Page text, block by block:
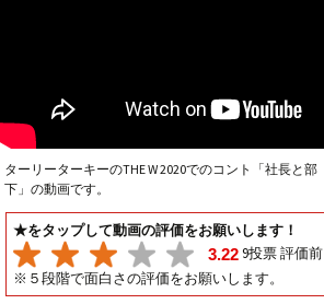
ターリーターキーのTHE W 2020でのコント「社長と部
下」の動画です。
★をタップして動画の評価をお願いします！
3.229投票 評価前
※５段階で面白さの評価をお願いします。